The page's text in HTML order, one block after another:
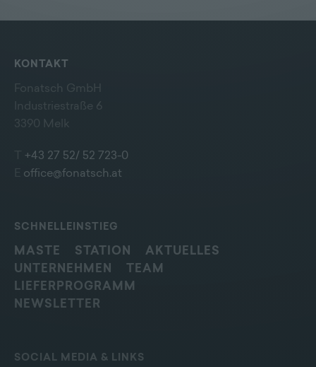
KONTAKT
Fonatsch GmbH
Industriestraße 6
3390 Melk
+43 27 52/ 52 723-0
office@fonatsch.at
SCHNELLEINSTIEG
MASTE STATION
AKTUELLES
UNTERNEHMEN
TEAM
LIEFERPROGRAMM
NEWSLETTER
SOCIAL MEDIA & LINKS